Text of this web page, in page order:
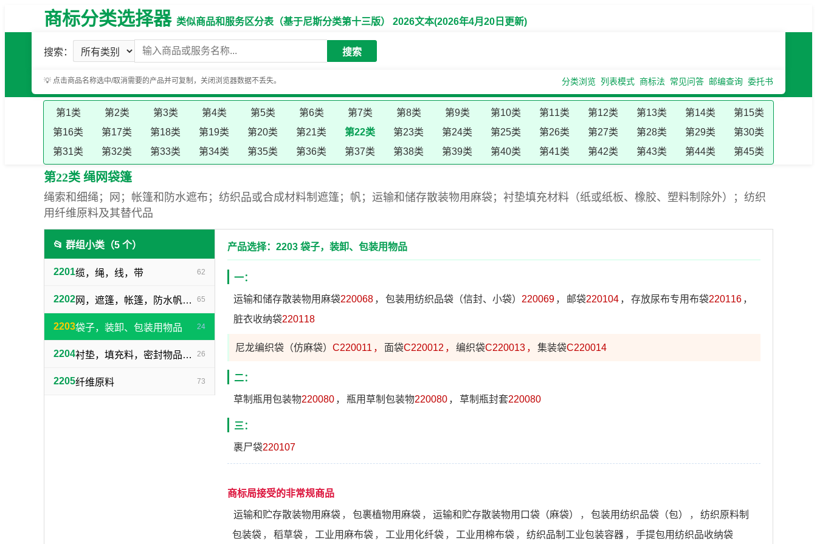
商标分类选择器类似商品和服务区分表（基于尼斯分类第十三版） 2026文本(2026年4月20日更新)
搜索： 搜索
💡 点击商品名称选中/取消需要的产品并可复制，关闭浏览器数据不丢失。 分类浏览 列表模式 商标法 常见问答 邮编查询 委托书
第1类 第2类 第3类 第4类 第5类 第6类 第7类 第8类 第9类 第10类 第11类 第12类 第13类 第14类
第15类
第16类
第17类 第18类 第19类 第20类 第21类 第22类 第23类 第24类 第25类 第26类 第27类 第28类 第29类
第30类
第31类
第32类 第33类 第34类 第35类 第36类 第37类 第38类 第39类 第40类 第41类 第42类 第43类 第44类 第45类
第22类 绳网袋篷
绳索和细绳；网；帐篷和防水遮布；纺织品或合成材料制遮篷；帆；运输和储存散装物用麻袋；衬垫填充材料（纸或纸板、橡胶、塑料制除外）；纺织
用纤维原料及其替代品
📂 群组小类（5 个）
2201缆，绳，线，带 62
2202 网，遮篷，帐篷，防水帆布，帆 65
2203袋子，装卸、包装用物品 24
2204 衬垫，填充料，密封物品（不包括橡胶、塑料制品） 26
2205纤维原料 73
产品选择：2203 袋子，装卸、包装用物品
一：
运输和储存散装物用麻袋220068 ， 包装用纺织品袋（信封、小袋） 220069 ， 邮袋220104 ， 存放尿布专用布袋220116 ，
脏衣收纳袋220118
尼龙编织袋（仿麻袋） C220011 ， 面袋C220012 ， 编织袋C220013 ， 集装袋C220014
二：
草制瓶用包装物220080 ， 瓶用草制包装物220080 ， 草制瓶封套220080
三：
裹尸袋220107
商标局接受的非常规商品
运输和贮存散装物用麻袋 ， 包裹植物用麻袋 ， 运输和贮存散装物用口袋（麻袋） ， 包装用纺织品袋（包） ，
纺织原料制
包装袋 ， 稻草袋 ， 工业用麻布袋 ， 工业用化纤袋 ， 工业用棉布袋 ， 纺织品制工业包装容器 ， 手提包用纺织品收纳袋